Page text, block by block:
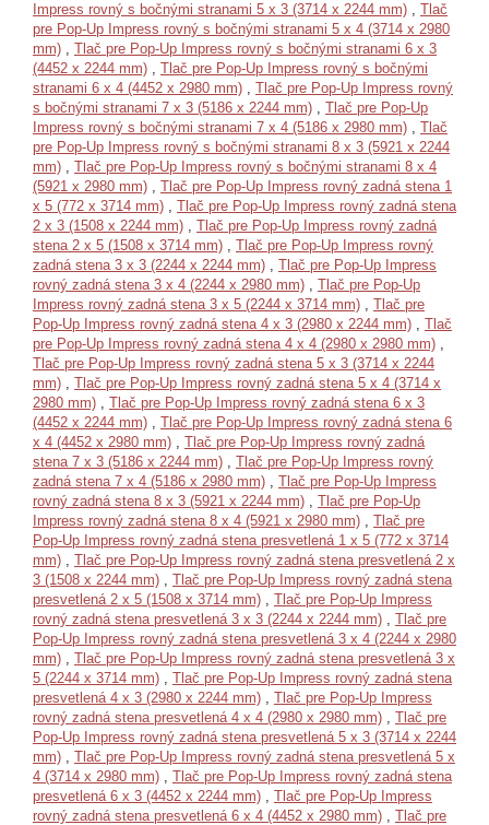
Impress rovný s bočnými stranami 5 x 3 (3714 x 2244 mm) , Tlač
pre Pop-Up Impress rovný s bočnými stranami 5 x 4 (3714 x 2980
mm) , Tlač pre Pop-Up Impress rovný s bočnými stranami 6 x 3
(4452 x 2244 mm) , Tlač pre Pop-Up Impress rovný s bočnými
stranami 6 x 4 (4452 x 2980 mm) , Tlač pre Pop-Up Impress rovný
s bočnými stranami 7 x 3 (5186 x 2244 mm) , Tlač pre Pop-Up
Impress rovný s bočnými stranami 7 x 4 (5186 x 2980 mm) , Tlač
pre Pop-Up Impress rovný s bočnými stranami 8 x 3 (5921 x 2244
mm) , Tlač pre Pop-Up Impress rovný s bočnými stranami 8 x 4
(5921 x 2980 mm) , Tlač pre Pop-Up Impress rovný zadná stena 1
x 5 (772 x 3714 mm) , Tlač pre Pop-Up Impress rovný zadná stena
2 x 3 (1508 x 2244 mm) , Tlač pre Pop-Up Impress rovný zadná
stena 2 x 5 (1508 x 3714 mm) , Tlač pre Pop-Up Impress rovný
zadná stena 3 x 3 (2244 x 2244 mm) , Tlač pre Pop-Up Impress
rovný zadná stena 3 x 4 (2244 x 2980 mm) , Tlač pre Pop-Up
Impress rovný zadná stena 3 x 5 (2244 x 3714 mm) , Tlač pre
Pop-Up Impress rovný zadná stena 4 x 3 (2980 x 2244 mm) , Tlač
pre Pop-Up Impress rovný zadná stena 4 x 4 (2980 x 2980 mm) ,
Tlač pre Pop-Up Impress rovný zadná stena 5 x 3 (3714 x 2244
mm) , Tlač pre Pop-Up Impress rovný zadná stena 5 x 4 (3714 x
2980 mm) , Tlač pre Pop-Up Impress rovný zadná stena 6 x 3
(4452 x 2244 mm) , Tlač pre Pop-Up Impress rovný zadná stena 6
x 4 (4452 x 2980 mm) , Tlač pre Pop-Up Impress rovný zadná
stena 7 x 3 (5186 x 2244 mm) , Tlač pre Pop-Up Impress rovný
zadná stena 7 x 4 (5186 x 2980 mm) , Tlač pre Pop-Up Impress
rovný zadná stena 8 x 3 (5921 x 2244 mm) , Tlač pre Pop-Up
Impress rovný zadná stena 8 x 4 (5921 x 2980 mm) , Tlač pre
Pop-Up Impress rovný zadná stena presvetlená 1 x 5 (772 x 3714
mm) , Tlač pre Pop-Up Impress rovný zadná stena presvetlená 2 x
3 (1508 x 2244 mm) , Tlač pre Pop-Up Impress rovný zadná stena
presvetlená 2 x 5 (1508 x 3714 mm) , Tlač pre Pop-Up Impress
rovný zadná stena presvetlená 3 x 3 (2244 x 2244 mm) , Tlač pre
Pop-Up Impress rovný zadná stena presvetlená 3 x 4 (2244 x 2980
mm) , Tlač pre Pop-Up Impress rovný zadná stena presvetlená 3 x
5 (2244 x 3714 mm) , Tlač pre Pop-Up Impress rovný zadná stena
presvetlená 4 x 3 (2980 x 2244 mm) , Tlač pre Pop-Up Impress
rovný zadná stena presvetlená 4 x 4 (2980 x 2980 mm) , Tlač pre
Pop-Up Impress rovný zadná stena presvetlená 5 x 3 (3714 x 2244
mm) , Tlač pre Pop-Up Impress rovný zadná stena presvetlená 5 x
4 (3714 x 2980 mm) , Tlač pre Pop-Up Impress rovný zadná stena
presvetlená 6 x 3 (4452 x 2244 mm) , Tlač pre Pop-Up Impress
rovný zadná stena presvetlená 6 x 4 (4452 x 2980 mm) , Tlač pre